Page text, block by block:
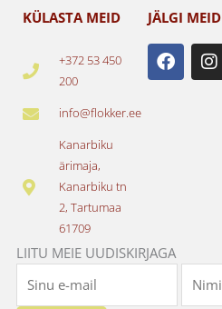
KÜLASTA MEID
+372 53 450
200
info@flokker.ee
Kanarbiku
ärimaja,
Kanarbiku tn
2, Tartumaa
61709
JÄLGI MEID
F
a
c
I
n
s
LIITU MEIE UUDISKIRJAGA